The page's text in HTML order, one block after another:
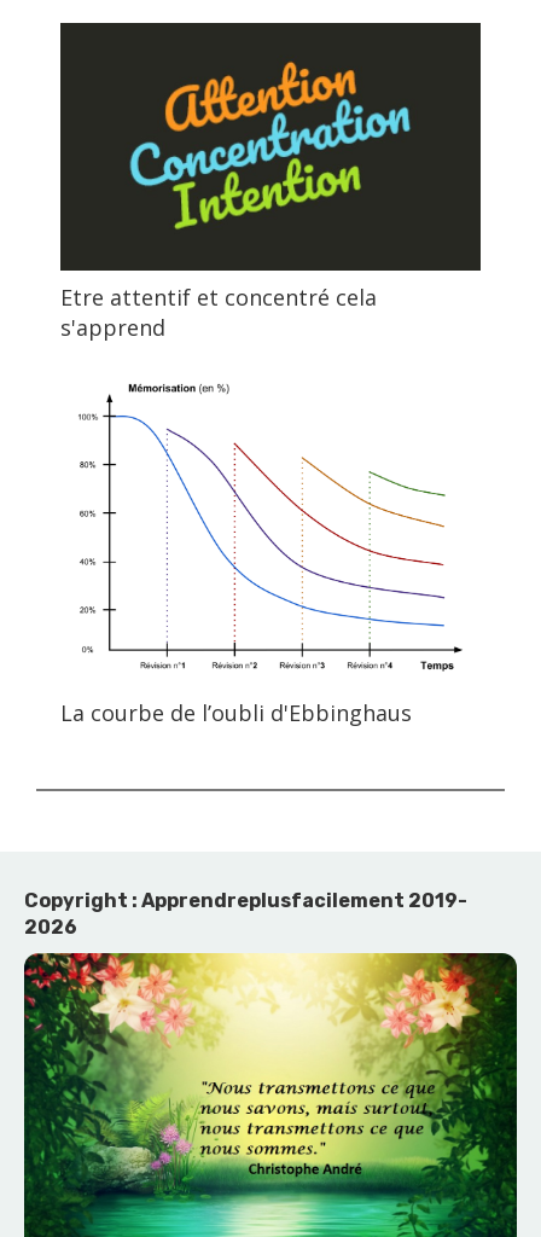
Etre attentif et concentré cela
s'apprend
La courbe de l’oubli d'Ebbinghaus
Copyright : Apprendreplusfacilement 2019-
2026